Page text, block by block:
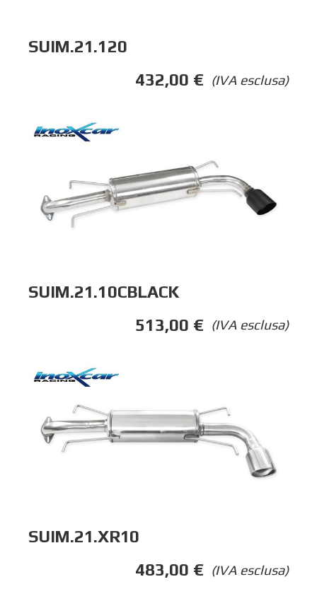
SUIM.21.120
(IVA esclusa)
432,00 €
SUIM.21.10CBLACK
(IVA esclusa)
513,00 €
SUIM.21.XR10
(IVA esclusa)
483,00 €